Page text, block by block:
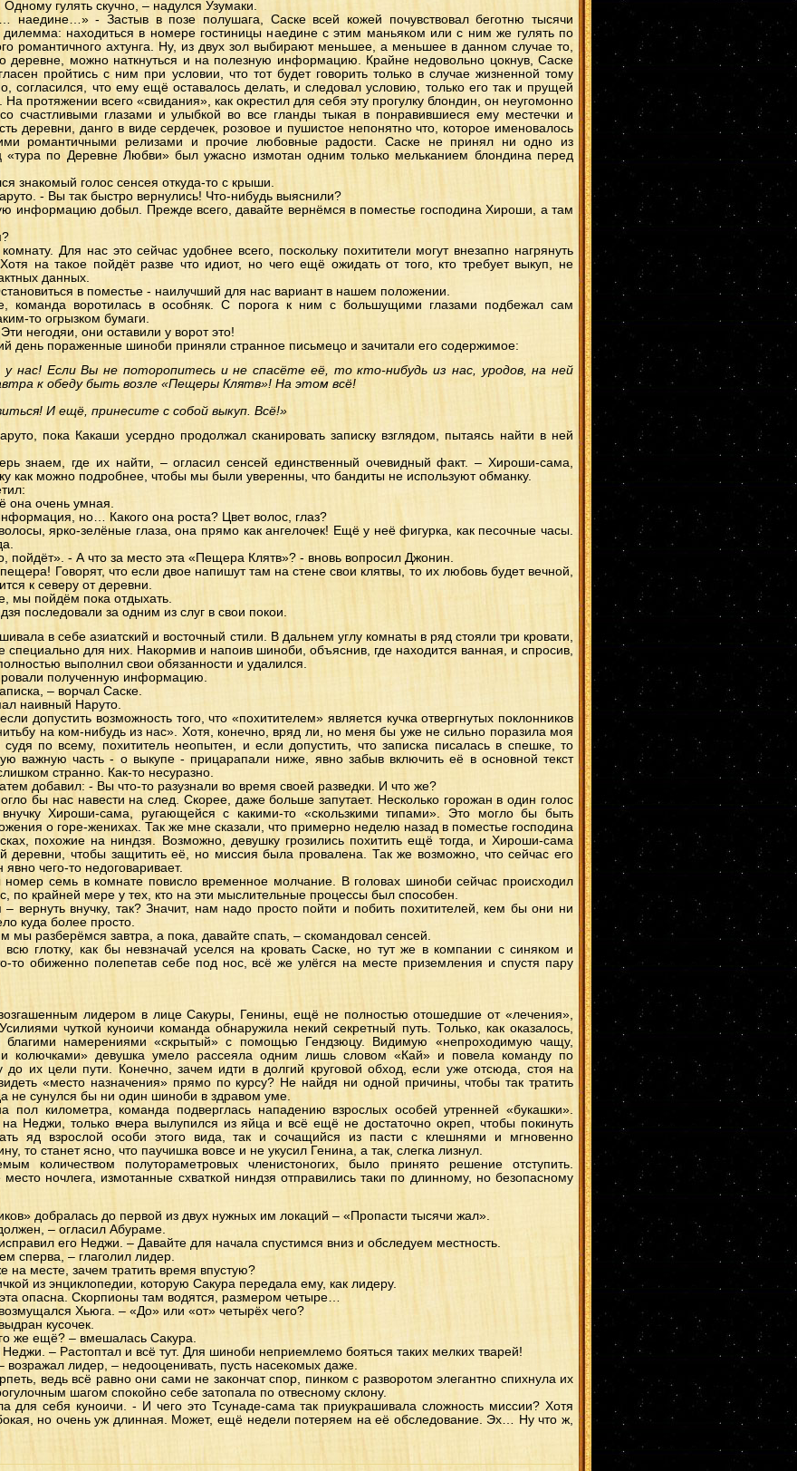
гулять скучно, – надулся Узумаки.
- Застыв в позе полушага, Саске всей кожей почувствовал беготню тысячи
находиться в номере гостиницы наедине с этим маньяком или с ним же гулять по
романтичного ахтунга. Ну, из двух зол выбирают меньшее, а меньшее в данном случае то,
деревне, можно наткнуться и на полезную информацию. Крайне недовольно цокнув, Саске
пройтись с ним при условии, что тот будет говорить только в случае жизненной тому
согласился, что ему ещё оставалось делать, и следовал условию, только его так и прущей
На протяжении всего «свидания», как окрестил для себя эту прогулку блондин, он неугомонно
счастливыми глазами и улыбкой во все гланды тыкая в понравившиеся ему местечки и
деревни, данго в виде сердечек, розовое и пушистое непонятно что, которое именовалось
романтичными релизами и прочие любовные радости. Саске не принял ни одно из
«тура по Деревне Любви» был ужасно измотан одним только мельканием блондина перед
знакомый голос сенсея откуда-то с крыши.
- Вы так быстро вернулись! Что-нибудь выяснили?
информацию добыл. Прежде всего, давайте вернёмся в поместье господина Хироши, а там
Для нас это сейчас удобнее всего, поскольку похитители могут внезапно нагрянуть
на такое пойдёт разве что идиот, но чего ещё ожидать от того, кто требует выкуп, не
данных.
в поместье - наилучший для нас вариант в нашем положении.
команда воротилась в особняк. С порога к ним с большущими глазами подбежал сам
то огрызком бумаги.
негодяи, они оставили у ворот это!
день пораженные шиноби приняли странное письмецо и зачитали его содержимое:
у нас! Если Вы не поторопитесь и не спасёте её, то кто-нибудь из нас, уродов, на ней
к обеду быть возле «Пещеры Клятв»! На этом всё!
И ещё, принесите с собой выкуп. Всё!»
пока Какаши усердно продолжал сканировать записку взглядом, пытаясь найти в ней
знаем, где их найти, – огласил сенсей единственный очевидный факт. – Хироши-сама,
как можно подробнее, чтобы мы были уверенны, что бандиты не используют обманку.
она очень умная.
но… Какого она роста? Цвет волос, глаз?
ярко-зелёные глаза, она прямо как ангелочек! Ещё у неё фигурка, как песочные часы.
пойдёт». - А что за место эта «Пещера Клятв»? - вновь вопросил Джонин.
Говорят, что если двое напишут там на стене свои клятвы, то их любовь будет вечной,
к северу от деревни.
мы пойдём пока отдыхать.
последовали за одним из слуг в свои покои.
в себе азиатский и восточный стили. В дальнем углу комнаты в ряд стояли три кровати,
специально для них. Накормив и напоив шиноби, объяснив, где находится ванная, и спросив,
выполнил свои обязанности и удалился.
полученную информацию.
– ворчал Саске.
наивный Наруто.
допустить возможность того, что «похитителем» является кучка отвергнутых поклонников
на ком-нибудь из нас». Хотя, конечно, вряд ли, но меня бы уже не сильно поразила моя
по всему, похититель неопытен, и если допустить, что записка писалась в спешке, то
важную часть - о выкупе - прицарапали ниже, явно забыв включить её в основной текст
странно. Как-то несуразно.
добавил: - Вы что-то разузнали во время своей разведки. И что же?
бы нас навести на след. Скорее, даже больше запутает. Несколько горожан в один голос
Хироши-сама, ругающейся с какими-то «скользкими типами». Это могло бы быть
о горе-женихах. Так же мне сказали, что примерно неделю назад в поместье господина
похожие на ниндзя. Возможно, девушку грозились похитить ещё тогда, и Хироши-сама
деревни, чтобы защитить её, но миссия была провалена. Так же возможно, что сейчас его
чего-то недоговаривает.
семь в комнате повисло временное молчание. В головах шиноби сейчас происходил
по крайней мере у тех, кто на эти мыслительные процессы был способен.
внучку, так? Значит, нам надо просто пойти и побить похитителей, кем бы они ни
куда более просто.
мы разберёмся завтра, а пока, давайте спать, – скомандовал сенсей.
всю глотку, как бы невзначай уселся на кровать Саске, но тут же в компании с синяком и
то обиженно полепетав себе под нос, всё же улёгся на месте приземления и спустя пару
лидером в лице Сакуры, Генины, ещё не полностью отошедшие от «лечения»,
чуткой куноичи команда обнаружила некий секретный путь. Только, как оказалось,
благими намерениями «скрытый» с помощью Гендзюцу. Видимую «непроходимую чащу,
колючками» девушка умело рассеяла одним лишь словом «Кай» и повела команду по
до их цели пути. Конечно, зачем идти в долгий круговой обход, если уже отсюда, стоя на
«место назначения» прямо по курсу? Не найдя ни одной причины, чтобы так тратить
не сунулся бы ни один шиноби в здравом уме.
километра, команда подверглась нападению взрослых особей утренней «букашки».
Неджи, только вчера вылупился из яйца и всё ещё не достаточно окреп, чтобы покинуть
яд взрослой особи этого вида, так и сочащийся из пасти с клешнями и мгновенно
то станет ясно, что паучишка вовсе и не укусил Генина, а так, слегка лизнул.
количеством полутораметровых членистоногих, было принято решение отступить.
ночлега, измотанные схваткой ниндзя отправились таки по длинному, но безопасному
добралась до первой из двух нужных им локаций – «Пропасти тысячи жал».
– огласил Абураме.
его Неджи. – Давайте для начала спустимся вниз и обследуем местность.
сперва, – глаголил лидер.
месте, зачем тратить время впустую?
из энциклопедии, которую Сакура передала ему, как лидеру.
опасна. Скорпионы там водятся, размером четыре…
Хьюга. – «До» или «от» четырёх чего?
кусочек.
же ещё? – вмешалась Сакура.
– Растоптал и всё тут. Для шиноби неприемлемо бояться таких мелких тварей!
лидер, – недооценивать, пусть насекомых даже.
ведь всё равно они сами не закончат спор, пинком с разворотом элегантно спихнула их
шагом спокойно себе затопала по отвесному склону.
для себя куноичи. - И чего это Тсунаде-сама так приукрашивала сложность миссии? Хотя
но очень уж длинная. Может, ещё недели потеряем на её обследование. Эх… Ну что ж,
ДейИта
ГааЛи
(2)
Хидан
(2)
КакаАнко
(2)
ШикаШихо
(2)
КисаИта
(1)
НаруТен
НаруТема
ПейнДей
(1)
Хаяте
(1)
ТобиИта
КабуГурен
(1)
ХиданНару
(1)
(1)
МинаЦуна
Суйгецу/Ино
Неджи/Тен
(1)
Тентен (1)
ДжираКабу
Асума
Минато/Ино(1)
ГенмаАнко
(1)
НаруНеджи
НаруЦуна
ГааНеджи
(1)
КанкуХина
ДейТема
Акамару
ЗабуХаку
(1)
Наруто и Хината
(1)
Суйгецу/Сакура
ИтаОро
ангел
(1)
КибаСаку
СасуЦуна
ГааКарин
КисаИно
Юки
(1)
Саске
Минато/Кушина
ОроПейн
(1)
ИтаКонан
(1)
ОроКими
СосоДей
ИтаХина
(1)
КибаИно
КанкуХана
ГааИно
ТемаХина
ЧоджиШино(1)
Тендзо (Ямато)